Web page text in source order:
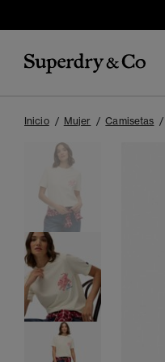
Inicio Mujer Camisetas